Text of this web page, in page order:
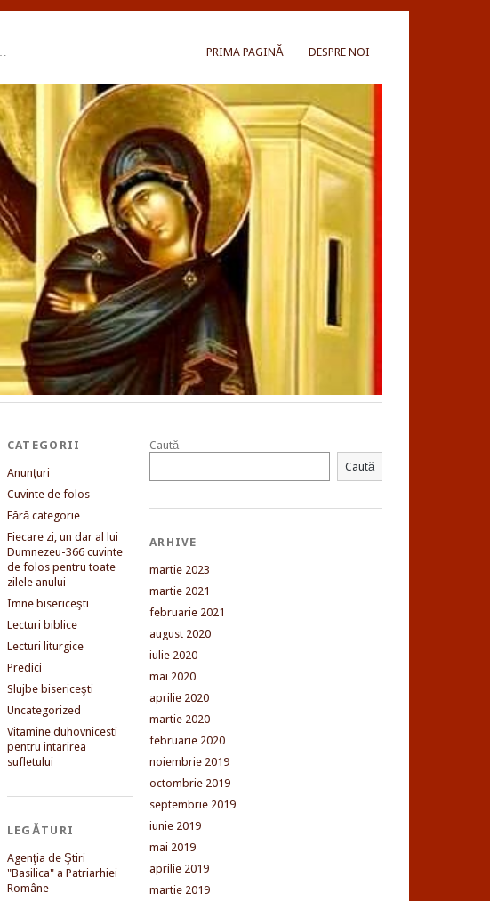
PRIMA PAGINĂ DESPRE NOI
CATEGORII
Anunţuri
Cuvinte de folos
Fără categorie
Fiecare zi, un dar al lui
Dumnezeu-366 cuvinte
de folos pentru toate
zilele anului
Imne bisericeşti
Lecturi biblice
Lecturi liturgice
Predici
Slujbe bisericeşti
Uncategorized
Vitamine duhovnicesti
pentru intarirea
sufletului
LEGĂTURI
Agenţia de Ştiri
"Basilica" a Patriarhiei
Române
Caută
Caută
ARHIVE
martie 2023
martie 2021
februarie 2021
august 2020
iulie 2020
mai 2020
aprilie 2020
martie 2020
februarie 2020
noiembrie 2019
octombrie 2019
septembrie 2019
iunie 2019
mai 2019
aprilie 2019
martie 2019